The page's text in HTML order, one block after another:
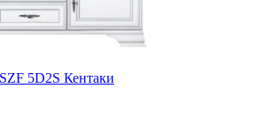
5D2S Кентаки